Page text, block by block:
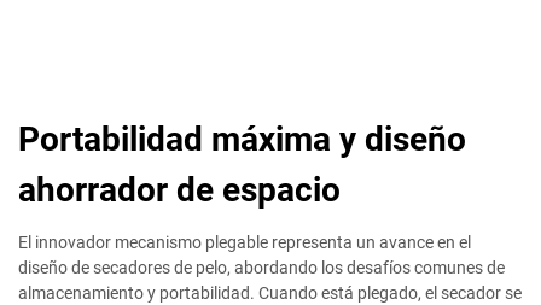
Portabilidad máxima y diseño
ahorrador de espacio
El innovador mecanismo plegable representa un avance en el
diseño de secadores de pelo, abordando los desafíos comunes de
almacenamiento y portabilidad. Cuando está plegado, el secador se